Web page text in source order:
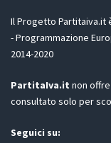
a
i
l
D
R
*
Il Progetto Partitaiva.it
- Programmazione
2014-2020
PartitaIva.it non
consultato solo per
Seguici su: